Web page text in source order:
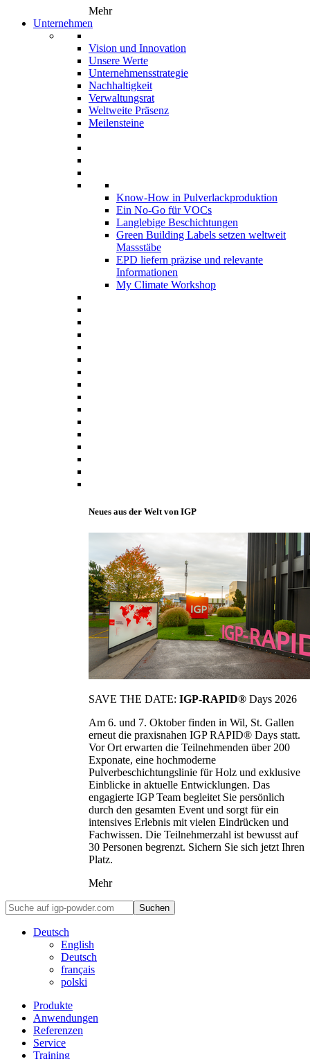
Mehr
Unternehmen
Vision und Innovation
Unsere Werte
Unternehmensstrategie
Nachhaltigkeit
Verwaltungsrat
Weltweite Präsenz
Meilensteine
Know-How in Pulverlackproduktion
Ein No-Go für VOCs
Langlebige Beschichtungen
Green Building Labels setzen weltweit
Massstäbe
EPD liefern präzise und relevante
Informationen
My Climate Workshop
Neues aus der Welt von IGP
SAVE THE DATE: IGP-RAPID® Days 2026
Am 6. und 7. Oktober finden in Wil, St. Gallen
erneut die praxisnahen IGP RAPID® Days statt.
Vor Ort erwarten die Teilnehmenden über 200
Exponate, eine hochmoderne
Pulverbeschichtungslinie für Holz und exklusive
Einblicke in aktuelle Entwicklungen. Das
engagierte IGP Team begleitet Sie persönlich
durch den gesamten Event und sorgt für ein
intensives Erlebnis mit vielen Eindrücken und
Fachwissen. Die Teilnehmerzahl ist bewusst auf
30 Personen begrenzt. Sichern Sie sich jetzt Ihren
Platz.
Mehr
Suchen
Deutsch
English
Deutsch
français
polski
Produkte
Anwendungen
Referenzen
Service
Training